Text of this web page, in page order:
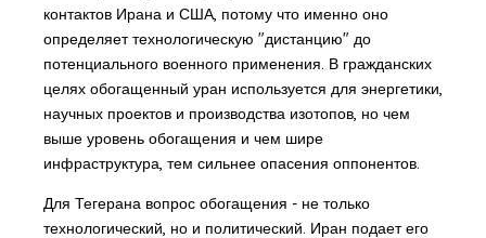
контактов Ирана и США, потому что именно оно
определяет технологическую "дистанцию" до
потенциального военного применения. В гражданских
целях обогащенный уран используется для энергетики,
научных проектов и производства изотопов, но чем
выше уровень обогащения и чем шире
инфраструктура, тем сильнее опасения оппонентов.
Для Тегерана вопрос обогащения - не только
технологический, но и политический. Иран подает его